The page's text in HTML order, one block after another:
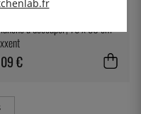
à découper, 75 x 30 cm -
€